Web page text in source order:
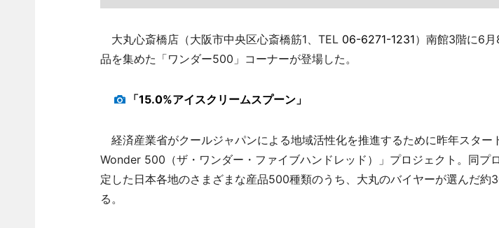
大丸心斎橋店（大阪市中央区心斎橋筋1、TEL 06-6271-1231）南館3階に6
品を集めた「ワンダー500」コーナーが登場した。
「15.0%アイスクリームスプーン」
経済産業省がクールジャパンによる地域活性化を推進するために昨年スター
Wonder 500（ザ・ワンダー・ファイブハンドレッド）」プロジェクト。同プ
定した日本各地のさまざまな産品500種類のうち、大丸のバイヤーが選んだ約
る。